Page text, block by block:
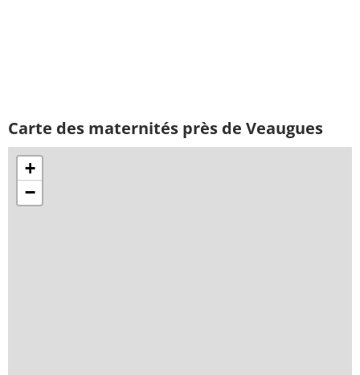
Carte des maternités près de Veaugues
+
−